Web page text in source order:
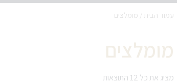
עמוד הבית / מומלצים
מומלצים
מציג את כל 12 התוצאות